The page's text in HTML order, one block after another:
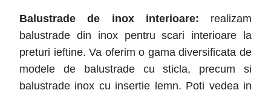
Balustrade de inox interioare: realizam
balustrade din inox pentru scari interioare la
preturi ieftine. Va oferim o gama diversificata de
modele de balustrade cu sticla, precum si
balustrade inox cu insertie lemn. Poti vedea in